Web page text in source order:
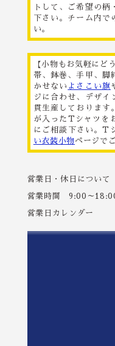
トして、ご希望の柄
下さい。チーム内で
い。
【小物もお気軽にど
帯、鉢巻、手甲、脚
かせない よさこい旗
ジに合わせ、デザイ
貫生産しております
が入ったTシャツを
にご相談下さい。T
い衣装小物ページで
営業日・休日について
営業時間 9:00～
営業日カレンダー